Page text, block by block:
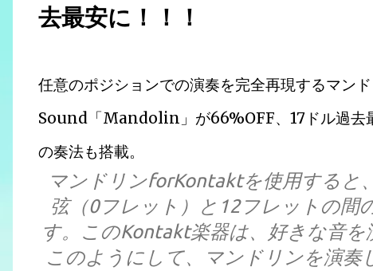
去最安に！！！
任意のポジションでの演奏を完全再現するマン
Sound「Mandolin」が66%OFF、17ドル過去
の奏法も搭載。
マンドリンforKontaktを使用すると
弦（0フレット）と12フレットの間
す。このKontakt楽器は、好きな音を
このようにして、マンドリンを演